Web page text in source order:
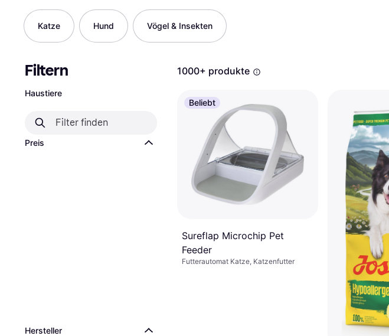
Alle Shops
Katze Hund Vögel & Insekten
Filtern
Haustiere
Preis
Hersteller
1000+ produkte
Beliebt
Sureflap Microchip Pet
Feeder
Futterautomat Katze, Katzenfutter